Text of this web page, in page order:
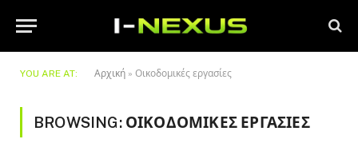
YOU ARE AT: Αρχική » Οικοδομικές εργασίες
BROWSING: ΟΙΚΟΔΟΜΙΚΈΣ ΕΡΓΑΣΊΕΣ